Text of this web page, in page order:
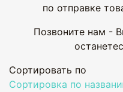
по отправке
Позвоните нам -
Сортировать по
Сортировка по